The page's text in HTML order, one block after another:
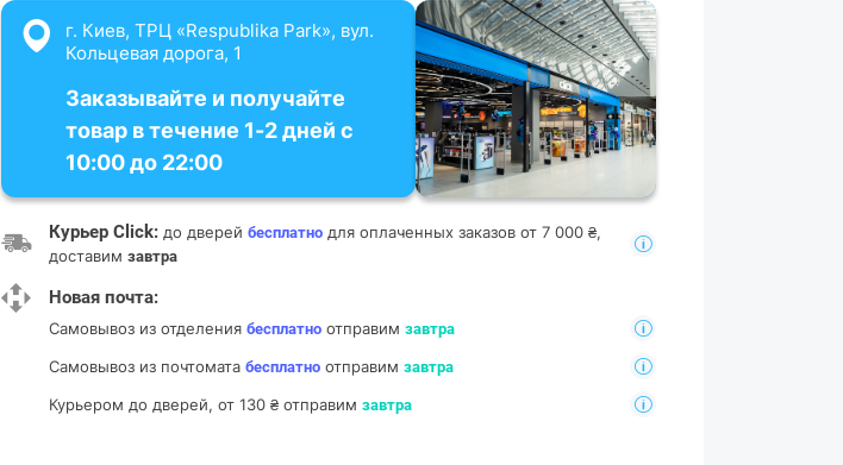
г. Киев, ТРЦ «Respublika Park», вул.
Кольцевая дорога, 1
Заказывайте и получайте
товар в течение 1-2 дней с
10:00 до 22:00
Курьер Click: до дверей бесплатно для оплаченных заказов от 7 000 ₴,
доставим завтра
Новая почта:
Самовывоз из отделения бесплатно отправим завтра
Самовывоз из почтомата бесплатно отправим завтра
Курьером до дверей, от 130 ₴ отправим завтра